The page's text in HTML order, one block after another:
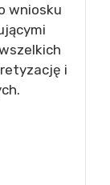
wniosku
i